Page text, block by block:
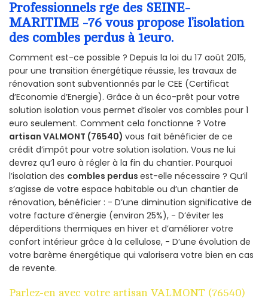
Professionnels rge des SEINE-
MARITIME -76 vous propose l’isolation
des combles perdus à 1euro.
Comment est-ce possible ? Depuis la loi du 17 août 2015,
pour une transition énergétique réussie, les travaux de
rénovation sont subventionnés par le CEE (Certificat
d’Economie d’Energie). Grâce à un éco-prêt pour votre
solution isolation vous permet d’isoler vos combles pour 1
euro seulement. Comment cela fonctionne ? Votre
artisan VALMONT (76540) vous fait bénéficier de ce
crédit d’impôt pour votre solution isolation. Vous ne lui
devrez qu’1 euro à régler à la fin du chantier. Pourquoi
l’isolation des combles perdus est-elle nécessaire ? Qu’il
s’agisse de votre espace habitable ou d’un chantier de
rénovation, bénéficier : - D’une diminution significative de
votre facture d’énergie (environ 25%), - D’éviter les
déperditions thermiques en hiver et d’améliorer votre
confort intérieur grâce à la cellulose, - D’une évolution de
votre barème énergétique qui valorisera votre bien en cas
de revente.
Parlez-en avec votre artisan VALMONT (76540)